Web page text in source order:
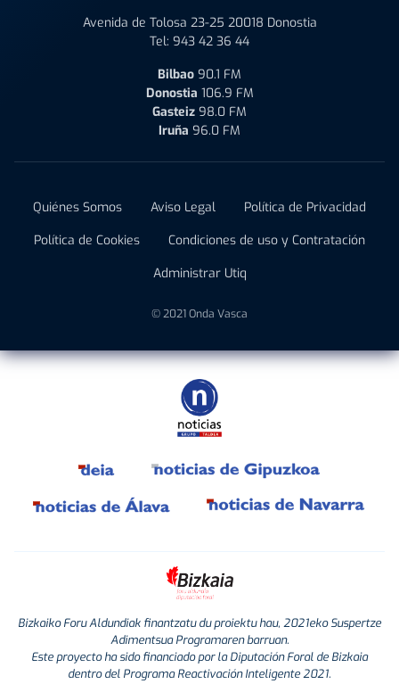
Avenida de Tolosa 23-25 20018 Donostia
Tel: 943 42 36 44
Bilbao 90.1 FM
Donostia 106.9 FM
Gasteiz 98.0 FM
Iruña 96.0 FM
Quiénes Somos Aviso Legal
Política de Privacidad
Política de Cookies
Condiciones de uso y Contratación
Administrar Utiq
© 2021 Onda Vasca
Bizkaiko Foru Aldundiak finantzatu du proiektu hau, 2021eko Suspertze
Adimentsua Programaren barruan.
Este proyecto ha sido financiado por la Diputación Foral de Bizkaia
dentro del Programa Reactivación Inteligente 2021.